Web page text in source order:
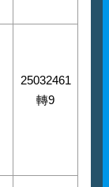
25032461
轉9